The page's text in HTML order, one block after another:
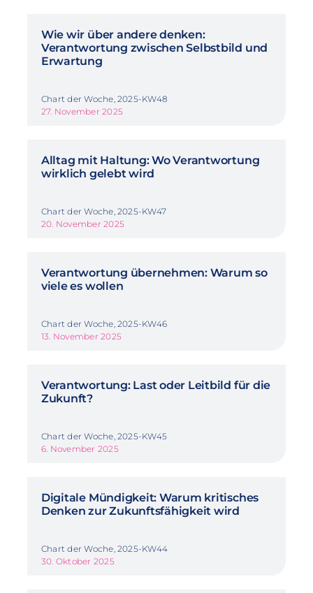
Wie wir über andere denken:
Verantwortung zwischen Selbstbild und
Erwartung
Chart der Woche, 2025-KW48
27. November 2025
Alltag mit Haltung: Wo Verantwortung
wirklich gelebt wird
Chart der Woche, 2025-KW47
20. November 2025
Verantwortung übernehmen: Warum so
viele es wollen
Chart der Woche, 2025-KW46
13. November 2025
Verantwortung: Last oder Leitbild für die
Zukunft?
Chart der Woche, 2025-KW45
6. November 2025
Digitale Mündigkeit: Warum kritisches
Denken zur Zukunftsfähigkeit wird
Chart der Woche, 2025-KW44
30. Oktober 2025